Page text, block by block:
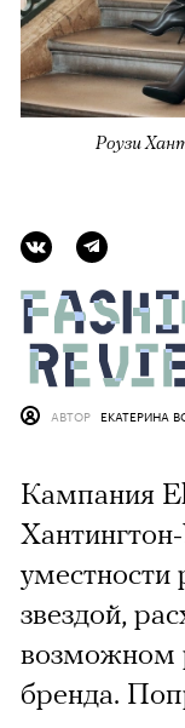
Роузи
АВТОР ЕКАТЕРИНА
Кампания
уместности
звездой,
возможном
бренда.